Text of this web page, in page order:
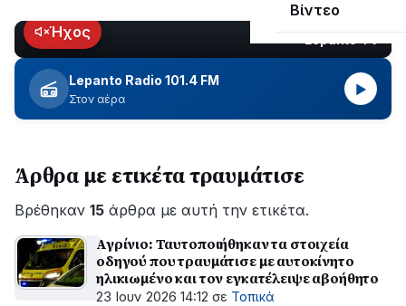
Βίντεο
Κωτσανά
για
τα
μεγάλα
έργα
LIVEΉχος
Lepanto Radio 101.4 FM
Στον αέρα
▶
Άρθρα με ετικέτα τραυμάτισε
Βρέθηκαν 15 άρθρα με αυτή την ετικέτα.
Αγρίνιο: Ταυτοποιήθηκαν τα στοιχεία
οδηγού που τραυμάτισε με αυτοκίνητο
ηλικιωμένο και τον εγκατέλειψε αβοήθητο
23 Ιουν 2026 14:12 σε Τοπικά